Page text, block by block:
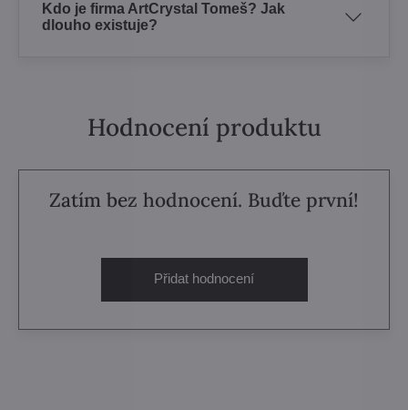
Kdo je firma ArtCrystal Tomeš? Jak
dlouho existuje?
Hodnocení produktu
Zatím bez hodnocení. Buďte první!
Přidat hodnocení